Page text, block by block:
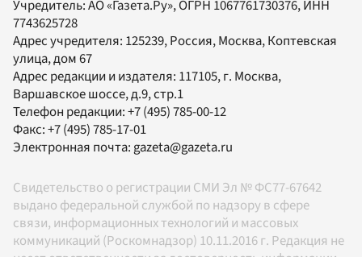
Учредитель:АО «Газета.Ру», ОГРН 1067761730376, ИНН
7743625728
Адрес учредителя: 125239, Россия, Москва, Коптевская
улица, дом 67
Адрес редакции и издателя: 117105, г. Москва,
Варшавское шоссе, д.9, стр.1
Телефон редакции:+7 (495) 785-00-12
Факс:+7 (495) 785-17-01
Электронная почта: gazeta@gazeta.ru
Свидетельство о регистрации СМИ Эл № ФС77-67642
выдано федеральной службой по надзору в сфере
связи, информационных технологий и массовых
коммуникаций (Роскомнадзор) 10.11.2016 г. Редакция не